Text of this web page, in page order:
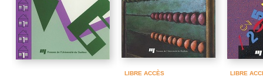
LIBRE ACCÈS LIBRE